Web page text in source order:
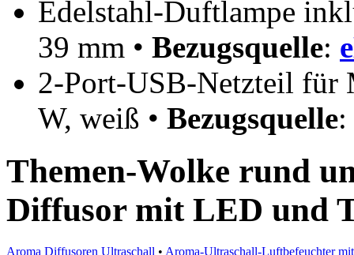
Edelstahl-Duftlampe
39 mm • Bezugsquelle:
2-Port-USB-Netzteil für
W, weiß • Bezugsquelle:
Themen-Wolke rund
Diffusor mit LED und
Aroma Diffusoren Ultraschall • Aroma-Ultraschall-Luftbefeuchter